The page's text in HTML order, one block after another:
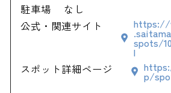
駐車場
なし
公式・関連サイト
https://
spots/
l
スポット詳細ページ
p/